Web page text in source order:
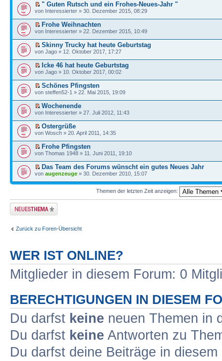
" Guten Rutsch und ein Frohes-Neues-Jahr "
von Interessierter » 30. Dezember 2015, 08:29
Frohe Weihnachten
von Interessierter » 22. Dezember 2015, 10:49
Skinny Trucky hat heute Geburtstag
von Jago » 12. Oktober 2017, 17:27
Icke 46 hat heute Geburtstag
von Jago » 10. Oktober 2017, 00:02
Schönes Pfingsten
von steffen52-1 » 22. Mai 2015, 19:09
Wochenende
von Interessierter » 27. Juli 2012, 11:43
Ostergrüße
von Wosch » 20. April 2011, 14:35
Frohe Pfingsten
von Thomas 1948 » 11. Juni 2011, 19:10
Das Team des Forums wünscht ein gutes Neues Jahr
von augenzeuge » 30. Dezember 2010, 15:07
Themen der letzten Zeit anzeigen:
Neues Thema
erstellen
Zurück zu Foren-Übersicht
WER IST ONLINE?
Mitglieder in diesem Forum: 0
BERECHTIGUNGEN IN DIESEM
Du darfst keine neuen Themen in
Du darfst keine Antworten zu
Du darfst deine Beiträge in